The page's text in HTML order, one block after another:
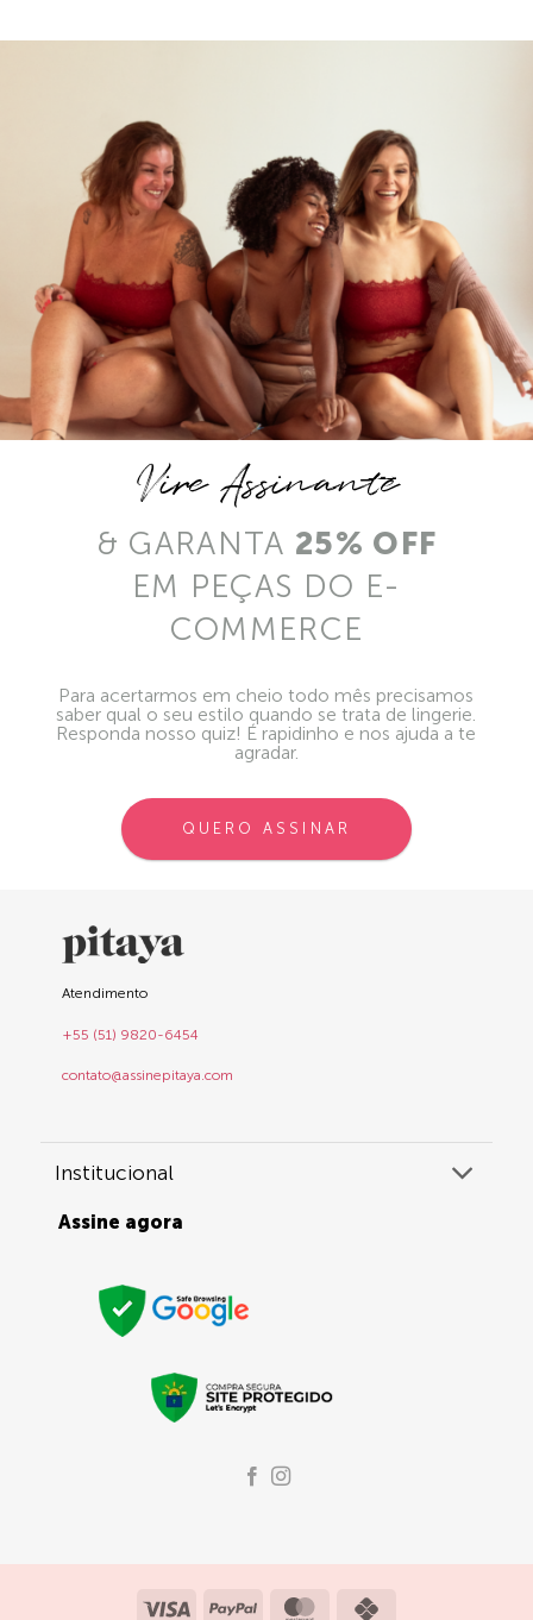
Vire Assinante
& GARANTA 25% OFF
EM PEÇAS DO E-
COMMERCE
Para acertarmos em cheio todo mês precisamos
saber qual o seu estilo quando se trata de lingerie.
Responda nosso quiz! É rapidinho e nos ajuda a te
agradar.
QUERO ASSINAR
Atendimento
+55 (51) 9820-6454
contato@assinepitaya.com
Institucional
Assine agora
Visa PayPal MasterCard